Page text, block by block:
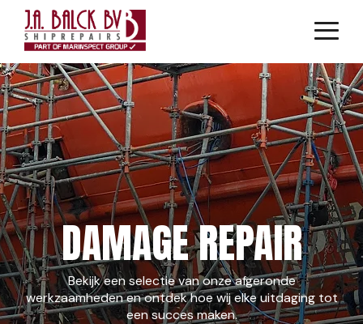
Skip
to
content
Scheepsonderhoud & reparaties
Engineering
Elektronische & elektronica service
Mobilisatie & demobilisatieprojecten
Faciliteiten & mobiliteit
Onze locatie
Certificeringen & veiligheid
DAMAGE REPAIR
Bekijk een selectie van onze afgeronde
werkzaamheden en ontdek hoe wij elke uitdaging tot
een succes maken.